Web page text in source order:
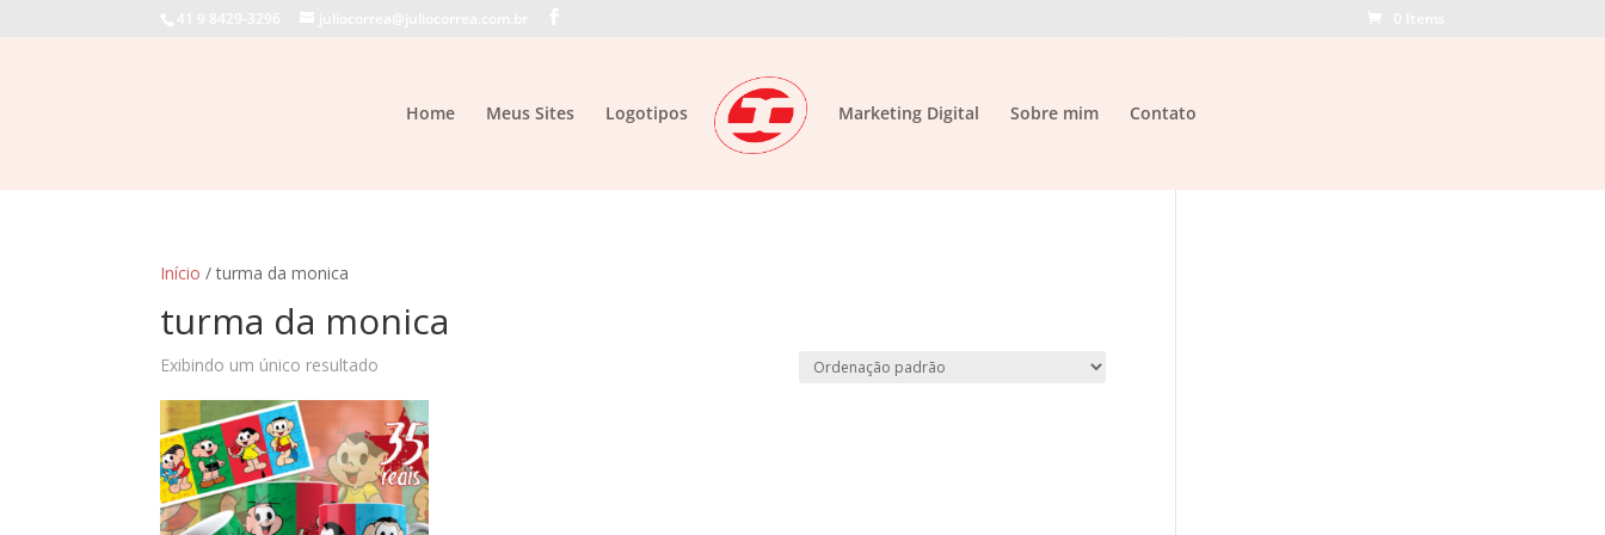
Home Meus Sites Logotipos Marketing Digital Sobre mim Contato
Início / turma da monica
turma da monica
Exibindo um único resultado